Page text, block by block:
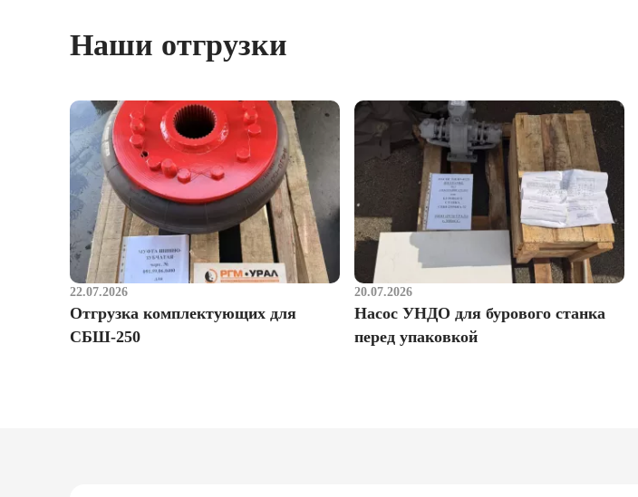
Наши отгрузки
22.07.2026
Отгрузка комплектующих для
СБШ-250
20.07.2026
Насос УНДО для бурового станка
перед упаковкой